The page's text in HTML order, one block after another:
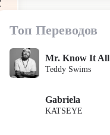
Топ Переводов
Mr. Know It All
Teddy Swims
Gabriela
KATSEYE